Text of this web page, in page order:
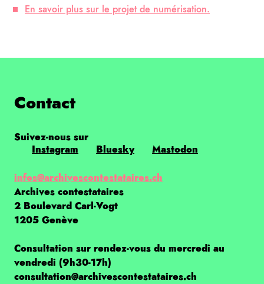
En savoir plus sur le projet de numérisation.
Contact
Suivez-nous sur
Instagram
Bluesky Mastodon
infos@archivescontestataires.ch
Archives contestataires
2 Boulevard Carl-Vogt
1205 Genève
Consultation sur rendez-vous du mercredi au
vendredi (9h30-17h)
consultation@archivescontestataires.ch